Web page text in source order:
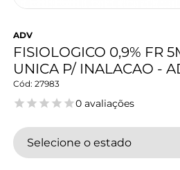
ADV
FISIOLOGICO 0,9% FR
UNICA P/ INALACAO -
27983
0 avaliações
Selecione o estado